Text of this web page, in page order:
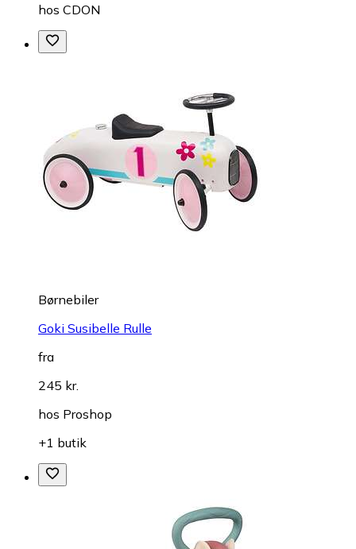
hos CDON
Børnebiler
Goki Susibelle Rulle
fra
245 kr.
hos Proshop
+1 butik